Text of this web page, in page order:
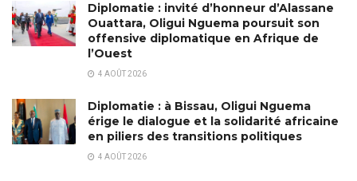
Diplomatie : invité d’honneur d’Alassane
Ouattara, Oligui Nguema poursuit son
offensive diplomatique en Afrique de
l’Ouest
4 AOÛT 2026
Diplomatie : à Bissau, Oligui Nguema
érige le dialogue et la solidarité africaine
en piliers des transitions politiques
4 AOÛT 2026